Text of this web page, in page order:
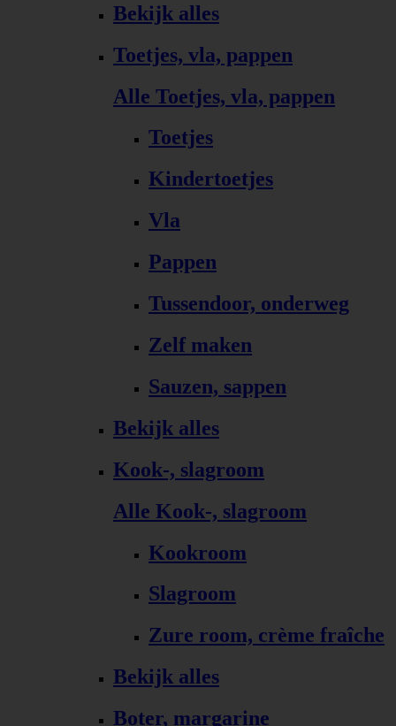
Bekijk alles
Toetjes, vla, pappen
Alle Toetjes, vla, pappen
Toetjes
Kindertoetjes
Vla
Pappen
Tussendoor, onderweg
Zelf maken
Sauzen, sappen
Bekijk alles
Kook-, slagroom
Alle Kook-, slagroom
Kookroom
Slagroom
Zure room, crème fraîche
Bekijk alles
Boter, margarine